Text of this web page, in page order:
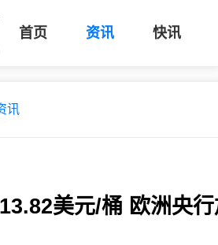
首页 资讯 快讯
讯
美元/桶 欧洲央